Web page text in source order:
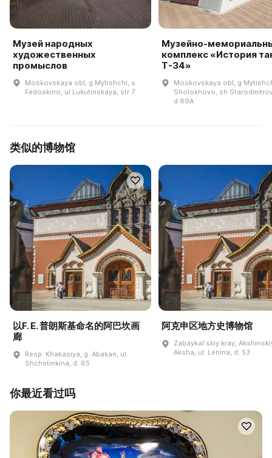
Музей народных
художественных
промыслов
Moskovskaya obl, g Mytishchi, s
Fedoskino, ul Lukutinskaya, str 7
Музейно-
комплекс «История
Т-34»
Moskovskaya obl, g
Sholokhovo, sh
d 89A
类似的博物馆
以F. E. 普朗斯基命名的阿巴坎画
廊
Resp. Khakasiya, g. Abakan, ul.
Shchetinkina, d. 65
阿克申区地方史博物馆
Zabaykalʹskiy kray,
Aksha, ul. Lenina, d. 53
你最近看过吗